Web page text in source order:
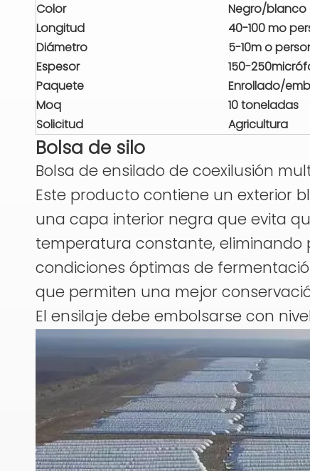
Color
Negro/blanco
Longitud
40-100 mo
Diámetro
5-10m o
Espesor
150-
Paquete
Enrollado/
Moq
10 toneladas
Solicitud
Agricultura
Bolsa de silo
Bolsa de ensilado de coexilusión
Este producto contiene un exterior
una capa interior negra que evita
temperatura constante, eliminando
condiciones óptimas de
que permiten una mejor
El ensilaje debe embolsarse con